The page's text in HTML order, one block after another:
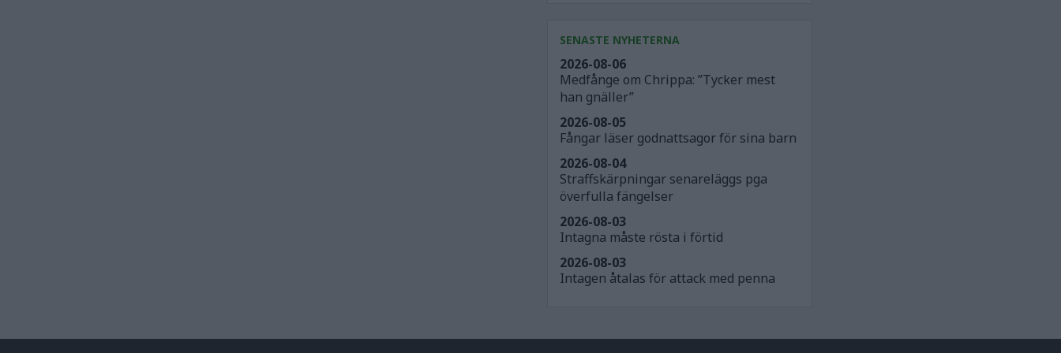
SENASTE NYHETERNA
Medfånge om Chrippa: ”Tycker mest
han gnäller”
2026-08-06
Fångar läser godnattsagor för sina barn
2026-08-05
Straffskärpningar senareläggs pga
överfulla fängelser
2026-08-04
Intagna måste rösta i förtid
2026-08-03
Intagen åtalas för attack med penna
2026-08-03